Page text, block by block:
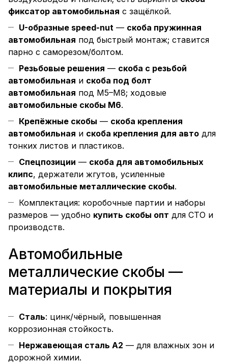
фиксатор автомобильная с защёлкой.
U-образные speed-nut — скоба пружинная
автомобильная под быстрый монтаж; ставится
парно с саморезом/болтом.
Резьбовые решения — скоба с резьбой
автомобильная и скоба под болт
автомобильная под М5–М8; ходовые
автомобильные скобы М6.
Крепёжные скобы — скоба крепления
автомобильная и скоба крепления для авто для
тонких листов и пластиков.
Спецпозиции — скоба для автомобильных
клипс, держатели жгутов, усиленные
автомобильные металлические скобы.
Комплектация: коробочные партии и наборы
размеров — удобно купить скобы опт для СТО и
производств.
Автомобильные
металлические скобы —
материалы и покрытия
Сталь: цинк/чёрный, повышенная
коррозионная стойкость.
Нержавеющая сталь A2 — для влажных зон и
дорожной химии.